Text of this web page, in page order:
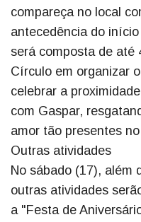
compareça no local
antecedência do
será composta de até
Círculo em organizar
celebrar a
com Gaspar,
amor tão presentes
Outras atividades
No sábado (17), além
outras atividades
a "Festa de